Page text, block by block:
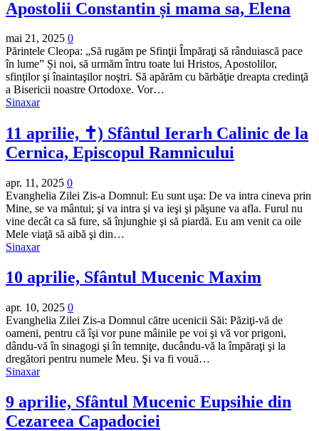
Apostolii Constantin și mama sa, Elena
mai 21, 2025 0
Părintele Cleopa: „Să rugăm pe Sfinţii Împăraţi să rânduiască pace
în lume” Și noi, să urmăm întru toate lui Hristos, Apostolilor,
sfinţilor şi înaintaşilor noştri. Să apărăm cu bărbăţie dreapta credinţă
a Bisericii noastre Ortodoxe. Vor…
Sinaxar
11 aprilie, ✝) Sfântul Ierarh Calinic de la
Cernica, Episcopul Ramnicului
apr. 11, 2025 0
Evanghelia Zilei Zis-a Domnul: Eu sunt uşa: De va intra cineva prin
Mine, se va mântui; şi va intra şi va ieşi şi păşune va afla. Furul nu
vine decât ca să fure, să înjunghie şi să piardă. Eu am venit ca oile
Mele viaţă să aibă şi din…
Sinaxar
10 aprilie, Sfântul Mucenic Maxim
apr. 10, 2025 0
Evanghelia Zilei Zis-a Domnul către ucenicii Săi: Păziţi-vă de
oameni, pentru că îşi vor pune mâinile pe voi şi vă vor prigoni,
dându-vă în sinagogi şi în temniţe, ducându-vă la împăraţi şi la
dregători pentru numele Meu. Şi va fi vouă…
Sinaxar
9 aprilie, Sfântul Mucenic Eupsihie din
Cezareea Capadociei